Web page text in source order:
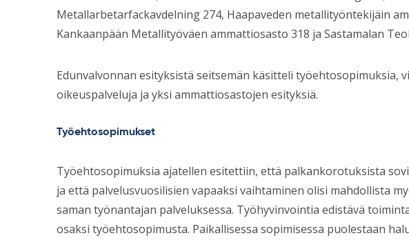
Metallarbetarfackavdelning 274, Haapaveden metallityöntekijäin
Kankaanpään Metallityöväen ammattiosasto 318 ja Sastamalan
Edunvalvonnan esityksistä seitsemän käsitteli työehtosopimuksia,
oikeuspalveluja ja yksi ammattiosastojen esityksiä.
Työehtosopimukset
Työehtosopimuksia ajatellen esitettiin, että palkankorotuksista
ja että palvelusvuosilisien vapaaksi vaihtaminen olisi mahdollista
saman työnantajan palveluksessa. Työhyvinvointia edistävä
osaksi työehtosopimusta. Paikallisessa sopimisessa puolestaan